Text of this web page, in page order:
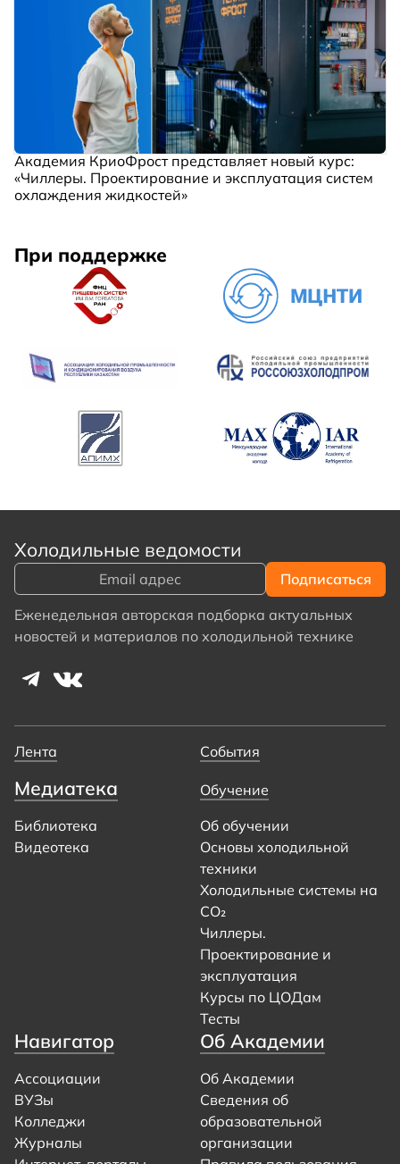
Академия КриоФрост представляет новый курс:
«Чиллеры. Проектирование и эксплуатация систем
охлаждения жидкостей»
При поддержке
Холодильные ведомости
Еженедельная авторская подборка актуальных
новостей и материалов по холодильной технике
Лента События
Медиатека
Библиотека
Видеотека
Обучение
Об обучении
Основы холодильной
техники
Холодильные системы на
CO₂
Чиллеры.
Проектирование и
эксплуатация
Курсы по ЦОДам
Тесты
Навигатор
Ассоциации
ВУЗы
Колледжи
Журналы
Об Академии
Об Академии
Сведения об
образовательной
организации